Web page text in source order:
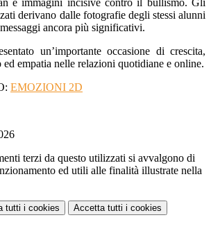
e immagini incisive contro il bullismo. Gli
derivano dalle fotografie degli stessi alunni
ancora più significativi.
un’importante occasione di crescita,
empatia nelle relazioni quotidiane e online.
EMOZIONI 2D
terzi da questo utilizzati si avvalgono di
ed utili alle finalità illustrate nella
tutti i cookies Accetta tutti i cookies